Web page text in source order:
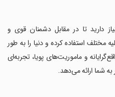
دارید تا در مقابل دشمنان قوی و
مختلف استفاده کرده و دنیا را به طور
و ماموریت‌های پویا، تجربه‌ای
به شما ارائه می‌دهد.